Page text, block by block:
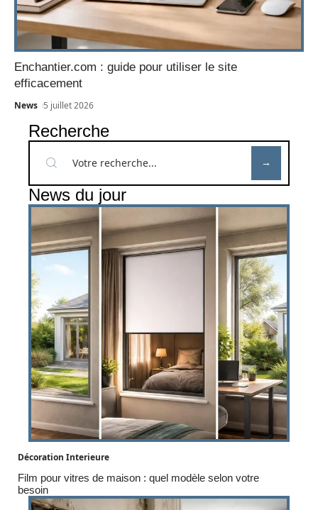
Enchantier.com : guide pour utiliser le site
efficacement
News 5 juillet 2026
Recherche
News du jour
Décoration Interieure
Film pour vitres de maison : quel modèle selon votre
besoin